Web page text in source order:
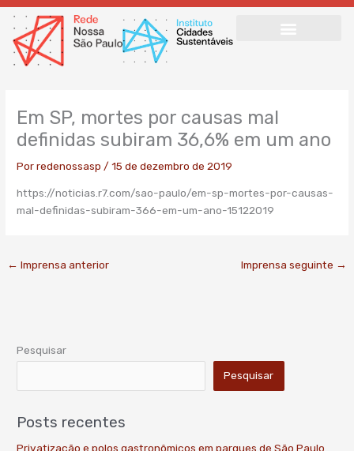
Ir
para
conteúdo
Em SP, mortes por causas mal
definidas subiram 36,6% em um ano
Porredenossasp /15 de dezembro de 2019
https://noticias.r7.com/sao-paulo/em-sp-mortes-por-causas-
mal-definidas-subiram-366-em-um-ano-15122019
← Imprensa anterior Imprensa seguinte →
Pesquisar
Pesquisar
Posts recentes
Privatização e polos gastronômicos em parques de São Paulo